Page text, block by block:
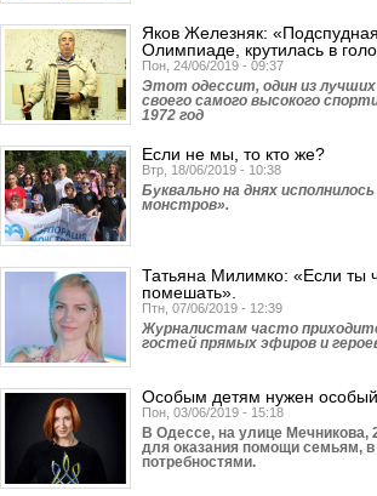
Яков Железняк:
Олимпиаде, крутилась в
Пон, 24/06/2019 - 09:37
Этот одессит, один из
своего самого высокого
1972 год
Если не мы, то кто же?
Втр, 18/06/2019 - 10:38
Буквально на днях
монстров».
Татьяна Милимко: «Если ты
помешать».
Птн, 07/06/2019 - 12:39
Журналистам часто
гостей прямых эфиров и
Особым детям нужен
Пон, 03/06/2019 - 15:18
В Одессе, на улице Мечникова,
для оказания помощи семьям,
потребностями.